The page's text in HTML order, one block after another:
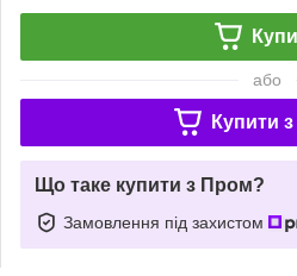
або
Купити з
Що таке купити з Пром?
Замовлення під захистом